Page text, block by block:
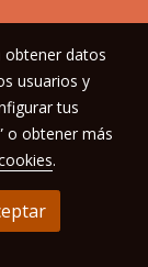
obtener datos
usuarios y
tus
o obtener más
.